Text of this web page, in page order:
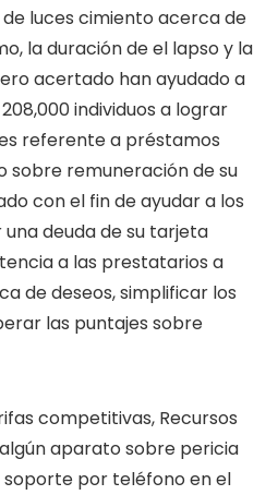
luces cimiento acerca de
la duración de el lapso y la
acertado han ayudado a
individuos a lograr
referente a préstamos
sobre remuneración de su
con el fin de ayudar a los
deuda de su tarjeta
a las prestatarios a
de deseos, simplificar los
las puntajes sobre
competitivas, Recursos
aparato sobre pericia
por teléfono en el